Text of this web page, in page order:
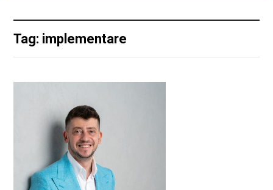
Tag: implementare